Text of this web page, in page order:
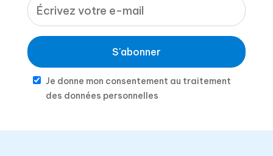
S'abonner
Je donne mon consentement au traitement
des données personnelles